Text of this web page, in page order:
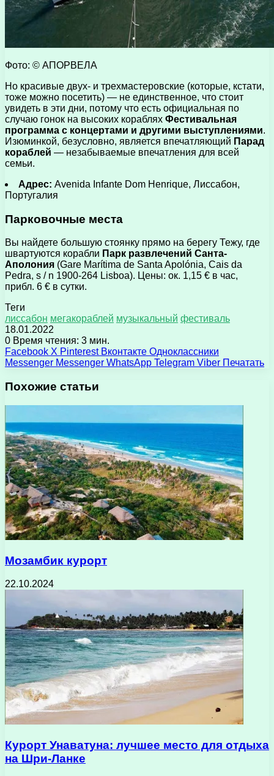
Фото: © АПОРВЕЛА
Но красивые двух- и трехмастеровские (которые, кстати,
тоже можно посетить) — не единственное, что стоит
увидеть в эти дни, потому что есть официальная по
случаю гонок на высоких кораблях Фестивальная
программа с концертами и другими выступлениями.
Изюминкой, безусловно, является впечатляющий Парад
кораблей — незабываемые впечатления для всей
семьи.
Адрес: Avenida Infante Dom Henrique, Лиссабон,
Португалия
Парковочные места
Вы найдете большую стоянку прямо на берегу Тежу, где
швартуются корабли Парк развлечений Санта-
Аполония (Gare Marítima de Santa Apolónia, Cais da
Pedra, s / n 1900-264 Lisboa). Цены: ок. 1,15 € в час,
прибл. 6 € в сутки.
Теги
лиссабон мегакораблей музыкальный фестиваль
18.01.2022
0 Время чтения: 3 мин.
Facebook X Pinterest Вконтакте Одноклассники
Messenger Messenger WhatsApp Telegram Viber Печатать
Похожие статьи
Мозамбик курорт
22.10.2024
Курорт Унаватуна: лучшее место для отдыха
на Шри-Ланке